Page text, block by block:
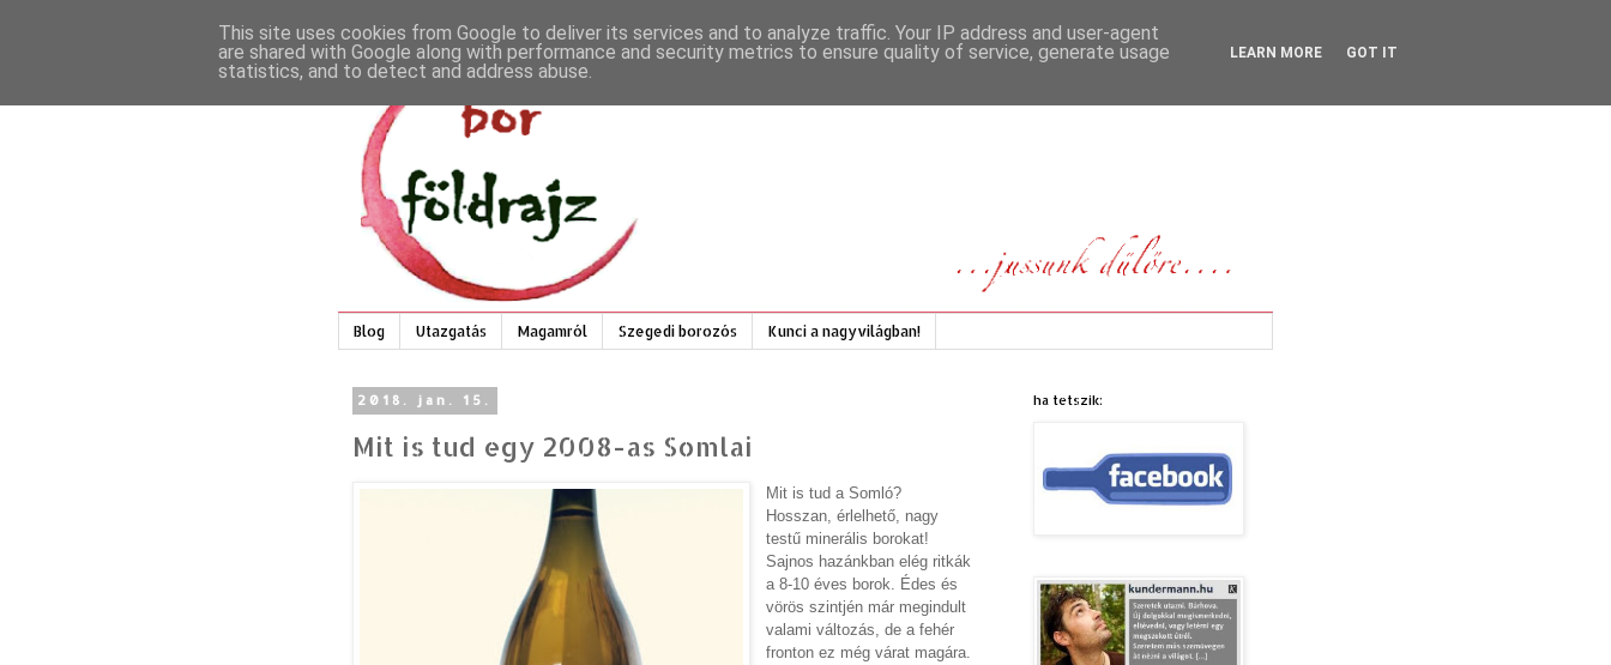
Blog Utazgatás Magamról Szegedi borozós Kunci a nagyvilágban!
2018. jan. 15.
Mit is tud egy 2008-as Somlai
Mit is tud a Somló?
Hosszan, érlelhető, nagy
testű minerális borokat!
Sajnos hazánkban elég ritkák
a 8-10 éves borok. Édes és
vörös szintjén már megindult
valami változás, de a fehér
fronton ez még várat magára.
ha tetszik:
This site uses cookies from Google to deliver its services and to analyze traffic. Your IP address and user-agent
are shared with Google along with performance and security metrics to ensure quality of service, generate usage
statistics, and to detect and address abuse.
LEARN MORE GOT IT